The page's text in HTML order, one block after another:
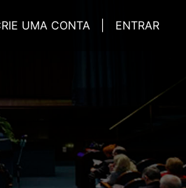
UMA CONTA | ENTRAR